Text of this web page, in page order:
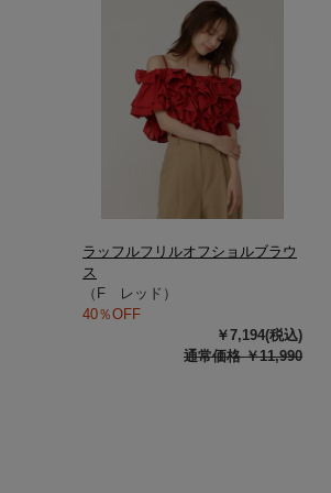
ラッフルフリルオフショルブラウ
ス
（F レッド）
40％OFF
￥7,194(税込)
通常価格 ￥11,990